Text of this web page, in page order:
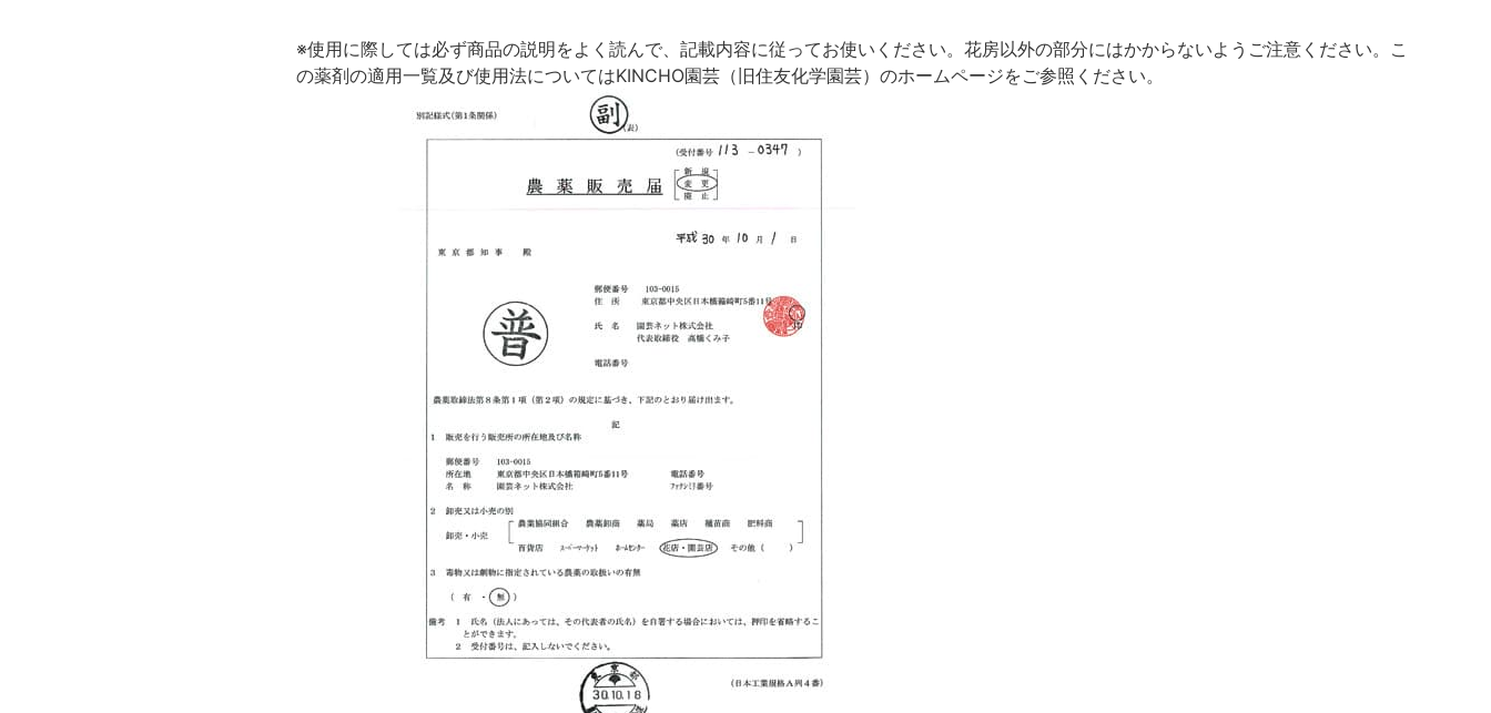
※使用に際しては必ず商品の説明をよく読んで、記載内容に従ってお使いください。花房以外の部分にはかからないようご注意ください。こ
の薬剤の適用一覧及び使用法についてはKINCHO園芸（旧住友化学園芸）のホームページをご参照ください。